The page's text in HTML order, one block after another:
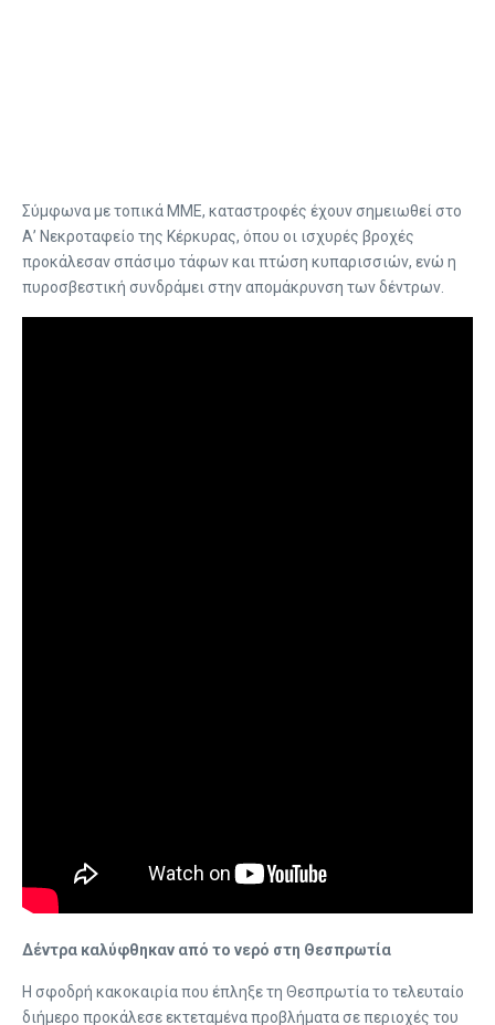
Σύμφωνα με τοπικά ΜΜΕ, καταστροφές έχουν σημειωθεί στο
Α’ Νεκροταφείο της Κέρκυρας, όπου οι ισχυρές βροχές
προκάλεσαν σπάσιμο τάφων και πτώση κυπαρισσιών, ενώ η
πυροσβεστική συνδράμει στην απομάκρυνση των δέντρων.
Δέντρα καλύφθηκαν από το νερό στη Θεσπρωτία
Η σφοδρή κακοκαιρία που έπληξε τη Θεσπρωτία το τελευταίο
διήμερο προκάλεσε εκτεταμένα προβλήματα σε περιοχές του